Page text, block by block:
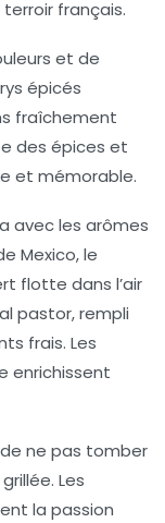
français.
et de
épicés
fraîchement
des épices et
et mémorable.
avec les arômes
Mexico, le
flotte dans l’air
pastor, rempli
frais. Les
enrichissent
ne pas tomber
. Les
la passion